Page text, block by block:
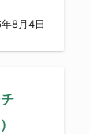
8月4日
チ